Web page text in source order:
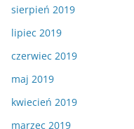
sierpień 2019
lipiec 2019
czerwiec 2019
maj 2019
kwiecień 2019
marzec 2019